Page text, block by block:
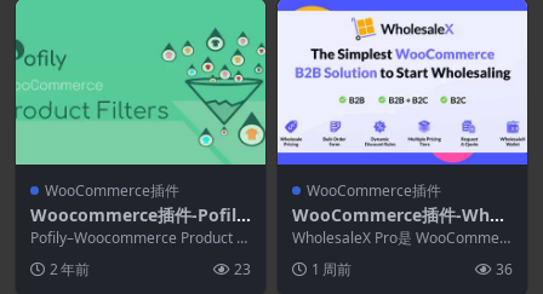
WooCommerce插件
Woocommerce插件-Pofily
–Woocommerce Product
Filters 1.2.0–SEO产品过滤
器
Pofily–Woocommerce Product Fil
ters可帮助您向产...
2 年前 23
WooCommerce插件
WooCommerce插件-Whol
esaleX Pro 3.0.0–WooCom
merce B2B解决方案
WholesaleX Pro是 WooCommerc
e 的多合一批发解决方案。用...
1 周前 36